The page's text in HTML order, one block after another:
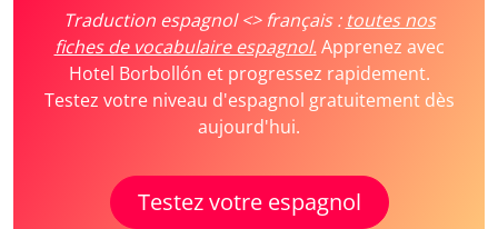
Traduction espagnol <> français : toutes nos
fiches de vocabulaire espagnol.Apprenez avec
Hotel Borbollón et progressez rapidement.
Testez votre niveau d'espagnol gratuitement dès
aujourd'hui.
Testez votre espagnol